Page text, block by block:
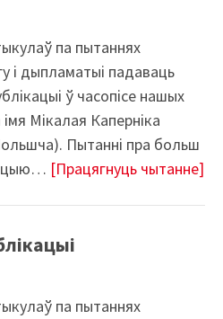
па пытаннях
і дыпламатыі падаваць
ў часопісе нашых
імя Мікалая Каперніка
Пытанні пра больш
[Працягнуць чытанне]
па пытаннях